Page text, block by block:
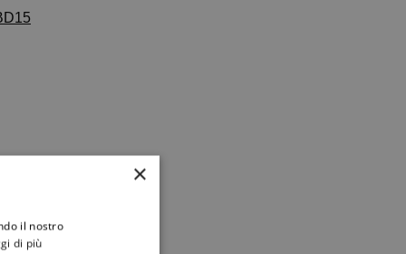
×
il nostro
di più